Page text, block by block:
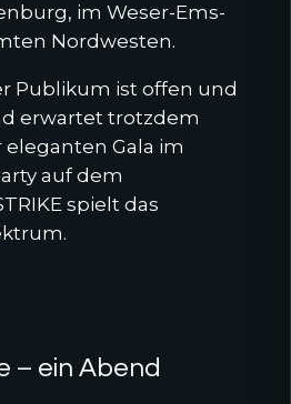
im Weser-Ems-
Nordwesten.
Publikum ist offen und
erwartet trotzdem
eleganten Gala im
auf dem
spielt das
– ein Abend